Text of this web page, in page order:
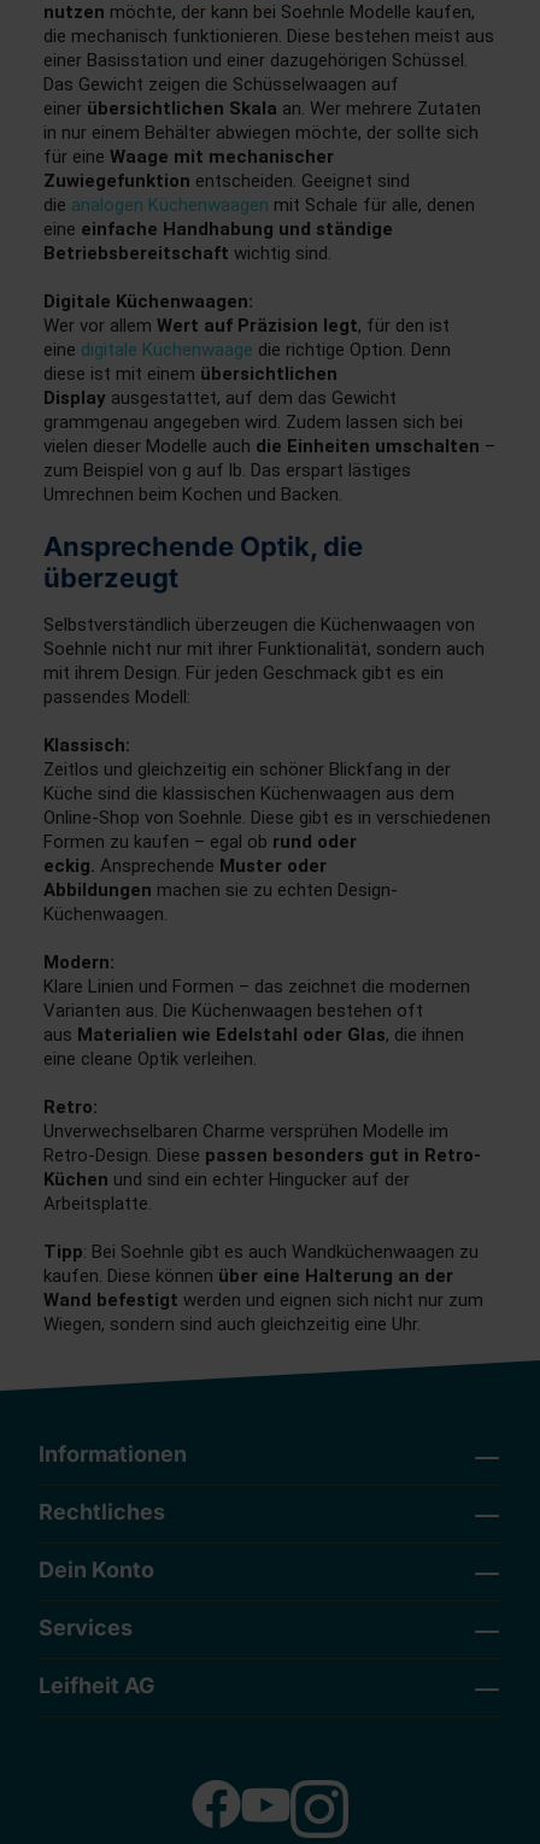
nutzen möchte, der kann bei Soehnle Modelle kaufen,
die mechanisch funktionieren. Diese bestehen meist aus
einer Basisstation und einer dazugehörigen Schüssel.
Das Gewicht zeigen die Schüsselwaagen auf
einer übersichtlichen Skala an. Wer mehrere Zutaten
in nur einem Behälter abwiegen möchte, der sollte sich
für eine Waage mit mechanischer
Zuwiegefunktion entscheiden. Geeignet sind
die analogen Küchenwaagen mit Schale für alle, denen
eine einfache Handhabung und ständige
Betriebsbereitschaft wichtig sind.
Digitale Küchenwaagen:
Wer vor allem Wert auf Präzision legt, für den ist
eine digitale Küchenwaage die richtige Option. Denn
diese ist mit einem übersichtlichen
Display ausgestattet, auf dem das Gewicht
grammgenau angegeben wird. Zudem lassen sich bei
vielen dieser Modelle auch die Einheiten umschalten –
zum Beispiel von g auf lb. Das erspart lästiges
Umrechnen beim Kochen und Backen.
Ansprechende Optik, die
überzeugt
Selbstverständlich überzeugen die Küchenwaagen von
Soehnle nicht nur mit ihrer Funktionalität, sondern auch
mit ihrem Design. Für jeden Geschmack gibt es ein
passendes Modell:
Klassisch:
Zeitlos und gleichzeitig ein schöner Blickfang in der
Küche sind die klassischen Küchenwaagen aus dem
Online-Shop von Soehnle. Diese gibt es in verschiedenen
Formen zu kaufen – egal ob rund oder
eckig. Ansprechende Muster oder
Abbildungen machen sie zu echten Design-
Küchenwaagen.
Modern:
Klare Linien und Formen – das zeichnet die modernen
Varianten aus. Die Küchenwaagen bestehen oft
aus Materialien wie Edelstahl oder Glas, die ihnen
eine cleane Optik verleihen.
Retro:
Unverwechselbaren Charme versprühen Modelle im
Retro-Design. Diese passen besonders gut in Retro-
Küchen und sind ein echter Hingucker auf der
Arbeitsplatte.
Tipp: Bei Soehnle gibt es auch Wandküchenwaagen zu
kaufen. Diese können über eine Halterung an der
Wand befestigt werden und eignen sich nicht nur zum
Wiegen, sondern sind auch gleichzeitig eine Uhr.
Informationen
Rechtliches
Dein Konto
Services
Leifheit AG